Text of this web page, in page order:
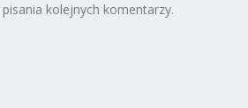
kolejnych komentarzy.